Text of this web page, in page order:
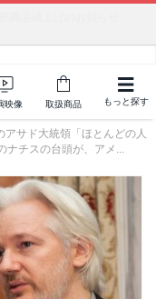
映像 取扱商品 もっと探す
アサド大統領「ほとんどの人
ナチスの台頭が、アメ...